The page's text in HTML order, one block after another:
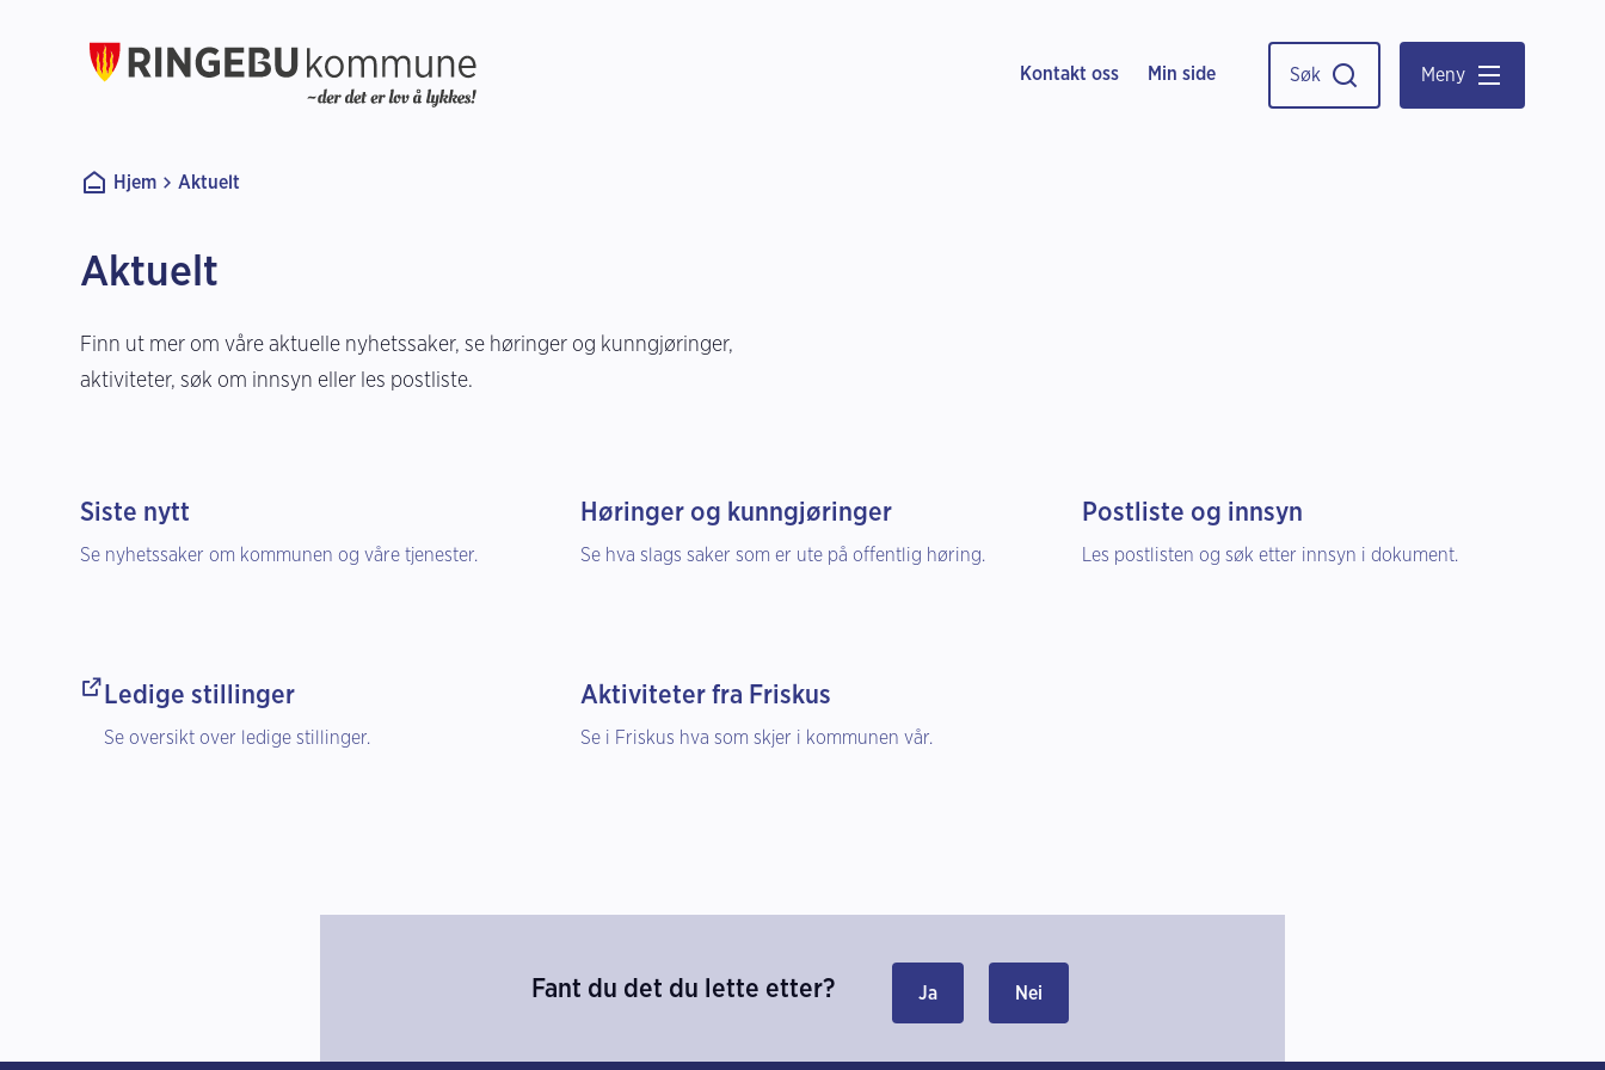
Kontakt oss Min side Søk Meny
Du er her:
Hjem Aktuelt
Aktuelt
Finn ut mer om våre aktuelle nyhetssaker, se høringer og kunngjøringer,
aktiviteter, søk om innsyn eller les postliste.
Siste nytt
Se nyhetssaker om kommunen og våre tjenester.
Høringer og kunngjøringer
Se hva slags saker som er ute på offentlig høring.
Postliste og innsyn
Les postlisten og søk etter innsyn i dokument.
Ledige stillinger
Se oversikt over ledige stillinger.
Aktiviteter fra Friskus
Se i Friskus hva som skjer i kommunen vår.
Fant du det du lette etter? Ja Nei